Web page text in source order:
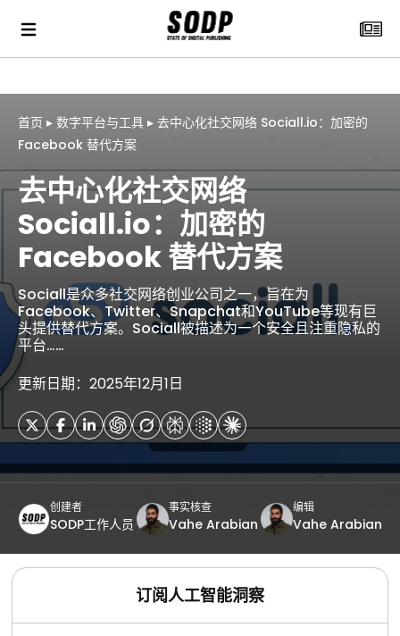
首页 ▸ 数字平台与工具 ▸ 去中心化社交网络 Sociall.io：加密的
Facebook 替代方案
去中心化社交网络
Sociall.io：加密的
Facebook 替代方案
Sociall是众多社交网络创业公司之一，旨在为
Facebook、Twitter、Snapchat和YouTube等现有巨
头提供替代方案。Sociall被描述为一个安全且注重隐私的
平台……
更新日期：2025年12月1日
创建者
SODP工作人员
事实核查
Vahe Arabian
编辑
Vahe Arabian
订阅人工智能洞察